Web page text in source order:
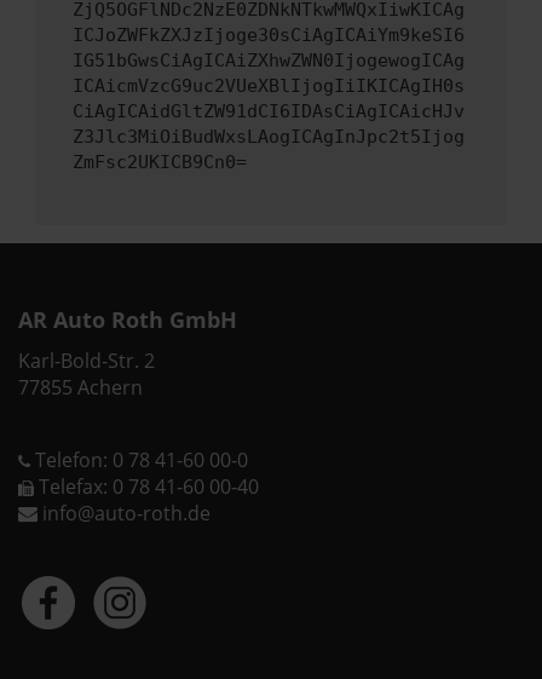
ZjQ5OGFlNDc2NzE0ZDNkNTkwMWQxIiwKICAg
ICJoZWFkZXJzIjoge30sCiAgICAiYm9keSI6
IG51bGwsCiAgICAiZXhwZWN0IjogewogICAg
ICAicmVzcG9uc2VUeXBlIjogIiIKICAgIH0s
CiAgICAidGltZW91dCI6IDAsCiAgICAicHJv
Z3Jlc3MiOiBudWxsLAogICAgInJpc2t5Ijog
ZmFsc2UKICB9Cn0=
AR Auto Roth GmbH
Karl-Bold-Str. 2
77855 Achern
Telefon: 0 78 41-60 00-0
Telefax: 0 78 41-60 00-40
info@auto-roth.de